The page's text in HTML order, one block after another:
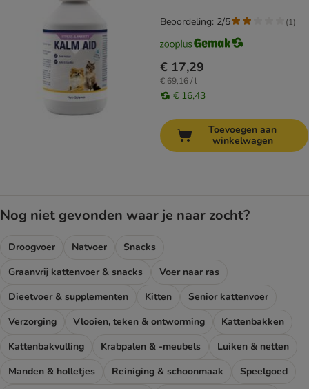
€ 17,29
€ 69,16 / l
€ 16,43
Beoordeling: 2/5 (1)
Toevoegen aan
winkelwagen
Nog niet gevonden waar je naar zocht?
Droogvoer Natvoer
Snacks
Graanvrij kattenvoer & snacks
Voer naar ras
Dieetvoer & supplementen
Kitten
Senior kattenvoer
Verzorging
Vlooien, teken & ontworming
Kattenbakken
Kattenbakvulling
Krabpalen & -meubels
Luiken & netten
Manden & holletjes
Reiniging & schoonmaak
Speelgoed